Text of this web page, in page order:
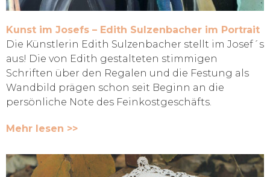
Kunst im Josefs – Edith Sulzenbacher im Portrait
Die Künstlerin Edith Sulzenbacher stellt im Josef´s
aus! Die von Edith gestalteten stimmigen
Schriften über den Regalen und die Festung als
Wandbild prägen schon seit Beginn an die
persönliche Note des Feinkostgeschäfts.
Mehr lesen >>